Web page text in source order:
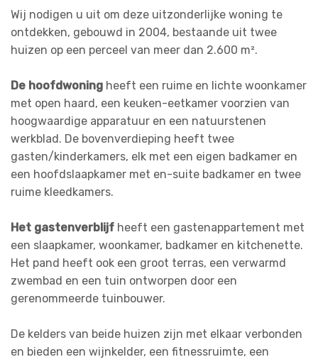
Wij nodigen u uit om deze uitzonderlijke woning te
ontdekken, gebouwd in 2004, bestaande uit twee
huizen op een perceel van meer dan 2.600 m².
De hoofdwoning heeft een ruime en lichte woonkamer
met open haard, een keuken-eetkamer voorzien van
hoogwaardige apparatuur en een natuurstenen
werkblad. De bovenverdieping heeft twee
gasten/kinderkamers, elk met een eigen badkamer en
een hoofdslaapkamer met en-suite badkamer en twee
ruime kleedkamers.
Het gastenverblijf heeft een gastenappartement met
een slaapkamer, woonkamer, badkamer en kitchenette.
Het pand heeft ook een groot terras, een verwarmd
zwembad en een tuin ontworpen door een
gerenommeerde tuinbouwer.
De kelders van beide huizen zijn met elkaar verbonden
en bieden een wijnkelder, een fitnessruimte, een